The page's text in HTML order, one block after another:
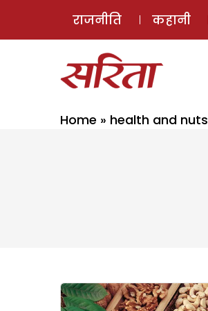
राजनीति कहानी
Home » health and nuts